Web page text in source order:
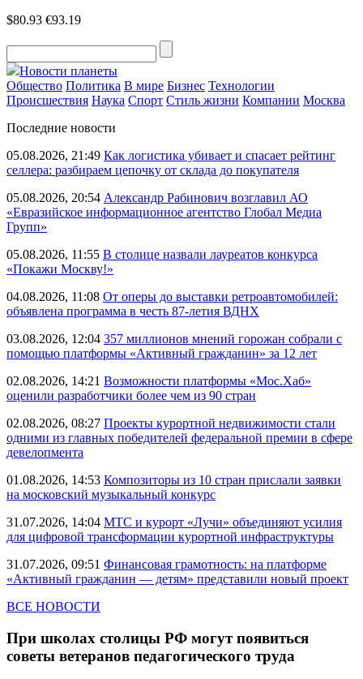
$80.93 €93.19
Новости планеты
Общество Политика В мире Бизнес Технологии
Происшествия Наука Спорт Стиль жизни Компании Москва
Последние новости
05.08.2026, 21:49 Как логистика убивает и спасает рейтинг
селлера: разбираем цепочку от склада до покупателя
05.08.2026, 20:54 Александр Рабинович возглавил АО
«Евразийское информационное агентство Глобал Медиа
Групп»
05.08.2026, 11:55 В столице назвали лауреатов конкурса
«Покажи Москву!»
04.08.2026, 11:08 От оперы до выставки ретроавтомобилей:
объявлена программа в честь 87-летия ВДНХ
03.08.2026, 12:04 357 миллионов мнений горожан собрали с
помощью платформы «Активный гражданин» за 12 лет
02.08.2026, 14:21 Возможности платформы «Мос.Хаб»
оценили разработчики более чем из 90 стран
02.08.2026, 08:27 Проекты курортной недвижимости стали
одними из главных победителей федеральной премии в сфере
девелопмента
01.08.2026, 14:53 Композиторы из 10 стран прислали заявки
на московский музыкальный конкурс
31.07.2026, 14:04 МТС и курорт «Лучи» объединяют усилия
для цифровой трансформации курортной инфраструктуры
31.07.2026, 09:51 Финансовая грамотность: на платформе
«Активный гражданин — детям» представили новый проект
ВСЕ НОВОСТИ
При школах столицы РФ могут появиться
советы ветеранов педагогического труда